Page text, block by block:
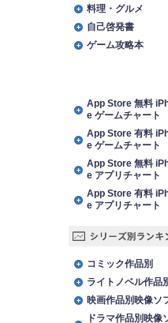
料理・グルメ
自己啓発書
ゲーム攻略本
App Store 無料
e ゲームチャート
App Store 有料
e ゲームチャート
App Store 無料
e アプリチャート
App Store 有料
e アプリチャート
コミック作品別
ライトノベル作品
映画作品別映像ソ
ドラマ作品別映像